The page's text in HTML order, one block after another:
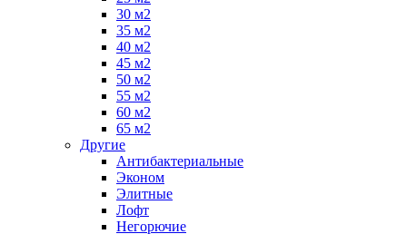
30 м2
35 м2
40 м2
45 м2
50 м2
55 м2
60 м2
65 м2
Другие
Антибактериальные
Эконом
Элитные
Лофт
Негорючие